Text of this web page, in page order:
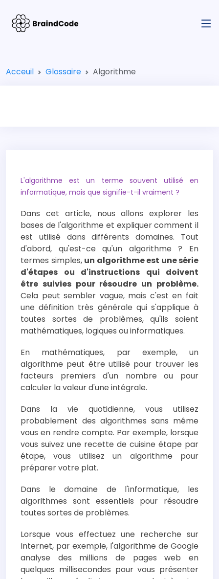
Acceuil Glossaire Algorithme
L'algorithme est un terme souvent utilisé en
informatique, mais que signifie-t-il vraiment ?
Dans cet article, nous allons explorer les
bases de l'algorithme et expliquer comment il
est utilisé dans différents domaines. Tout
d'abord, qu'est-ce qu'un algorithme ? En
termes simples, un algorithme est une série
d'étapes ou d'instructions qui doivent
être suivies pour résoudre un problème.
Cela peut sembler vague, mais c'est en fait
une définition très générale qui s'applique à
toutes sortes de problèmes, qu'ils soient
mathématiques, logiques ou informatiques.
En mathématiques, par exemple, un
algorithme peut être utilisé pour trouver les
facteurs premiers d'un nombre ou pour
calculer la valeur d'une intégrale.
Dans la vie quotidienne, vous utilisez
probablement des algorithmes sans même
vous en rendre compte. Par exemple, lorsque
vous suivez une recette de cuisine étape par
étape, vous utilisez un algorithme pour
préparer votre plat.
Dans le domaine de l'informatique, les
algorithmes sont essentiels pour résoudre
toutes sortes de problèmes.
Lorsque vous effectuez une recherche sur
Internet, par exemple, l'algorithme de Google
analyse des millions de pages web en
quelques millisecondes pour vous présenter